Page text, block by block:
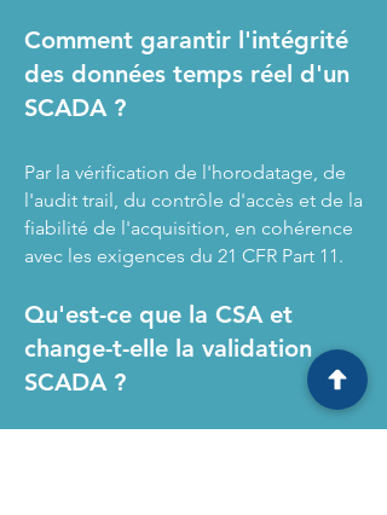
Comment garantir l'intégrité
des données temps réel d'un
SCADA ?
Par la vérification de l'horodatage, de
l'audit trail, du contrôle d'accès et de la
fiabilité de l'acquisition, en cohérence
avec les exigences du 21 CFR Part 11.
Qu'est-ce que la CSA et
change-t-elle la validation
SCADA ?